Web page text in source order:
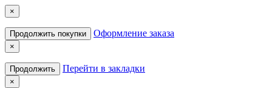
×
Продолжить покупки Оформление заказа
×
Продолжить Перейти в закладки
×